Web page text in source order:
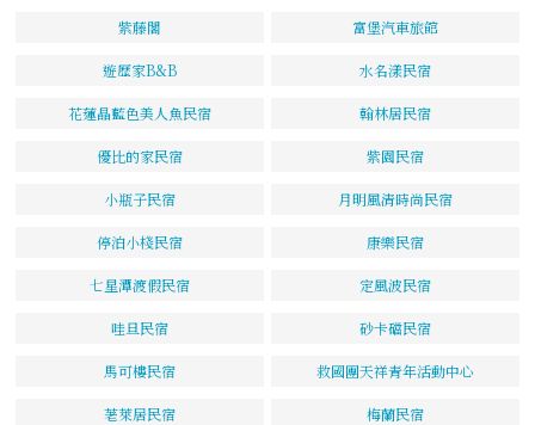
紫藤閣 富堡汽車旅館
遊歷家B&B 水名漾民宿
花蓮晶藍色美人魚民宿 翰林居民宿
優比的家民宿 紫園民宿
小瓶子民宿 月明風清時尚民宿
停泊小棧民宿 康樂民宿
七星潭渡假民宿 定風波民宿
哇旦民宿 砂卡礑民宿
馬可樓民宿 救國團天祥青年活動中心
荖萊居民宿 梅蘭民宿